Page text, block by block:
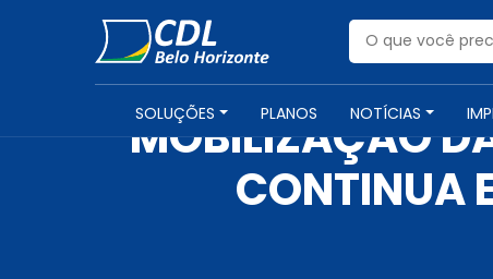
SOLUÇÕES PLANOS NOTÍCIAS
MOBILIZAÇÃO
CONTINUA